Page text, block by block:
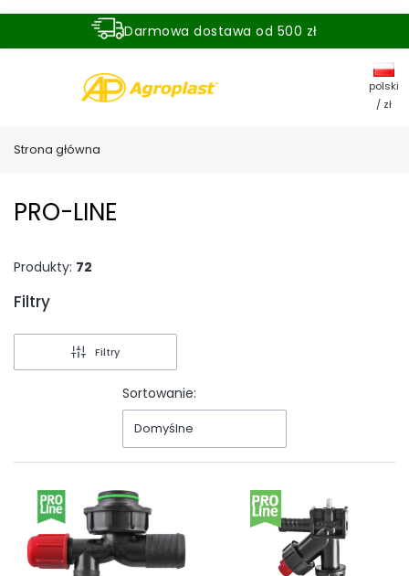
Darmowa dostawa od 500 zł
polski
/ zł
Strona główna
PRO-LINE
Produkty: 72
Filtry
Koniec filtrów
Filtry
Sortowanie:
Domyślne